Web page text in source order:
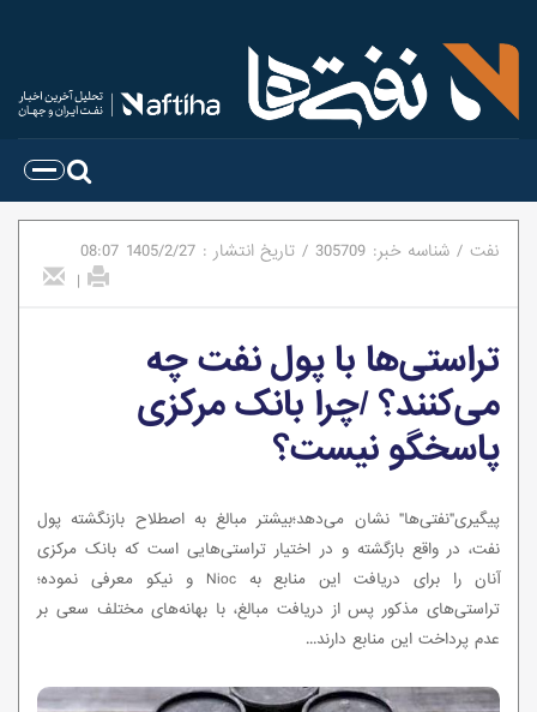
نفت / شناسه خبر: 305709
/ تاریخ انتشار : 1405/2/27
08:07
|
تراستی‌ها با پول نفت چه
می‌کنند؟ /چرا بانک مرکزی
پاسخگو نیست؟
پیگیری"نفتی‌ها" نشان می‌دهد؛بیشتر مبالغ به اصطلاح بازنگشته پول
نفت، در واقع بازگشته و در اختیار تراستی‌هایی است که بانک مرکزی
آنان را برای دریافت این منابع به Nioc و نیکو معرفی نموده؛
تراستی‌های مذکور پس از دریافت مبالغ، با بهانه‌های مختلف سعی بر
عدم پرداخت این منابع دارند...